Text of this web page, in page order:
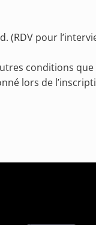
(RDV pour
conditions que
lors de